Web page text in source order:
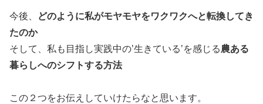
今後、
どのように私がモヤモヤをワクワクへと転換してき
たのか
そして、私も目指し実践中の’生きている’を感じる農ある
暮らしへのシフトする方法
この２つをお伝えしていけたらなと思います。